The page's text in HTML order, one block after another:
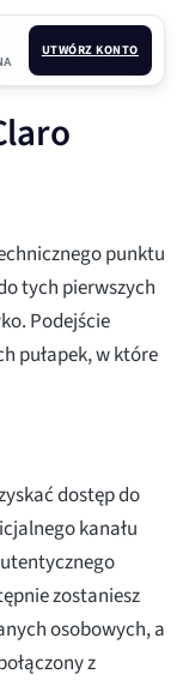
UTWÓRZ KONTO
punktu
tych pierwszych
Podejście
pułapek, w które
dostęp do
kanału
zostaniesz
osobowych, a
z